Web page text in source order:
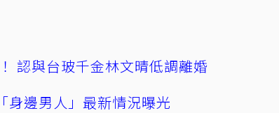
認與台玻千金林文晴低調離婚
身邊男人」最新情況曝光